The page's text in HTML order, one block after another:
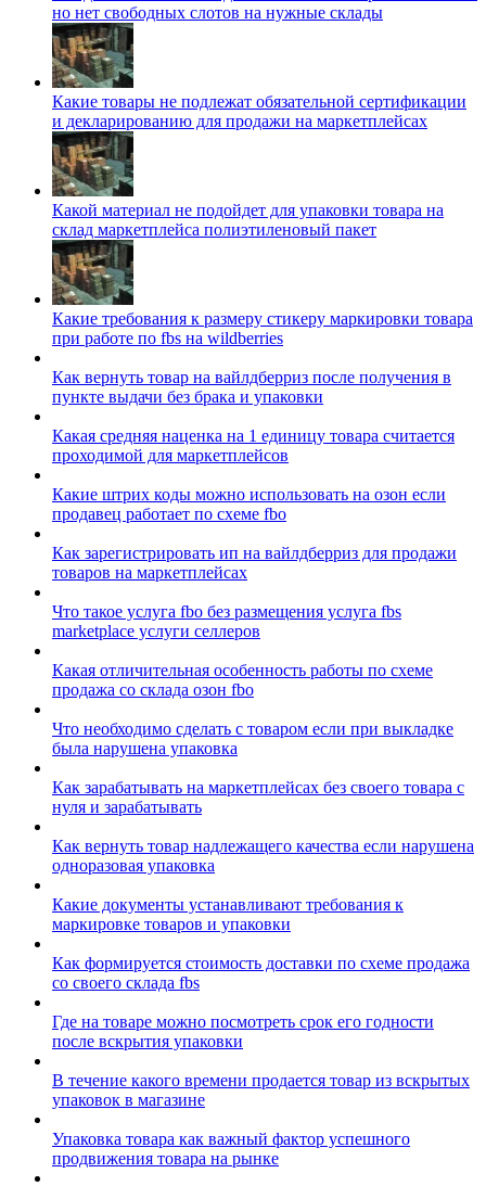
но нет свободных слотов на нужные склады
Какие товары не подлежат обязательной сертификации
и декларированию для продажи на маркетплейсах
Какой материал не подойдет для упаковки товара на
склад маркетплейса полиэтиленовый пакет
Какие требования к размеру стикеру маркировки товара
при работе по fbs на wildberries
Как вернуть товар на вайлдберриз после получения в
пункте выдачи без брака и упаковки
Какая средняя наценка на 1 единицу товара считается
проходимой для маркетплейсов
Какие штрих коды можно использовать на озон если
продавец работает по схеме fbo
Как зарегистрировать ип на вайлдберриз для продажи
товаров на маркетплейсах
Что такое услуга fbo без размещения услуга fbs
marketplace услуги селлеров
Какая отличительная особенность работы по схеме
продажа со склада озон fbo
Что необходимо сделать с товаром если при выкладке
была нарушена упаковка
Как зарабатывать на маркетплейсах без своего товара с
нуля и зарабатывать
Как вернуть товар надлежащего качества если нарушена
одноразовая упаковка
Какие документы устанавливают требования к
маркировке товаров и упаковки
Как формируется стоимость доставки по схеме продажа
со своего склада fbs
Где на товаре можно посмотреть срок его годности
после вскрытия упаковки
В течение какого времени продается товар из вскрытых
упаковок в магазине
Упаковка товара как важный фактор успешного
продвижения товара на рынке